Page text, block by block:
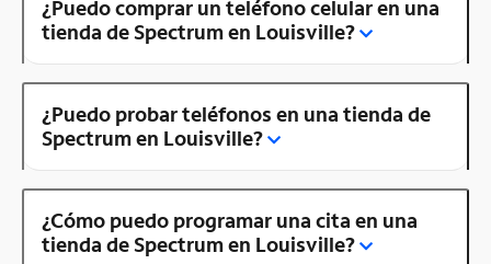
¿Puedo comprar un teléfono celular en una
tienda de Spectrum en Louisville?
¿Puedo probar teléfonos en una tienda de
Spectrum en Louisville?
¿Cómo puedo programar una cita en una
tienda de Spectrum en Louisville?